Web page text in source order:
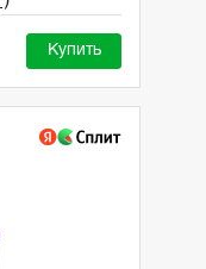
Купить